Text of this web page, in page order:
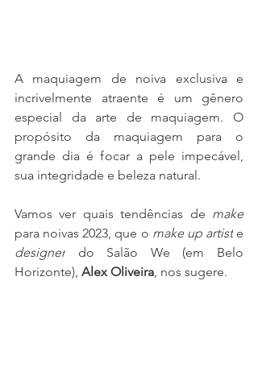
A maquiagem de noiva exclusiva e
incrivelmente atraente é um gênero
especial da arte de maquiagem. O
propósito da maquiagem para o
grande dia é focar a pele impecável,
sua integridade e beleza natural.
Vamos ver quais tendências de make
para noivas 2023, que o make up artist
designer do Salão We (em Belo
Horizonte), Alex Oliveira, nos sugere.